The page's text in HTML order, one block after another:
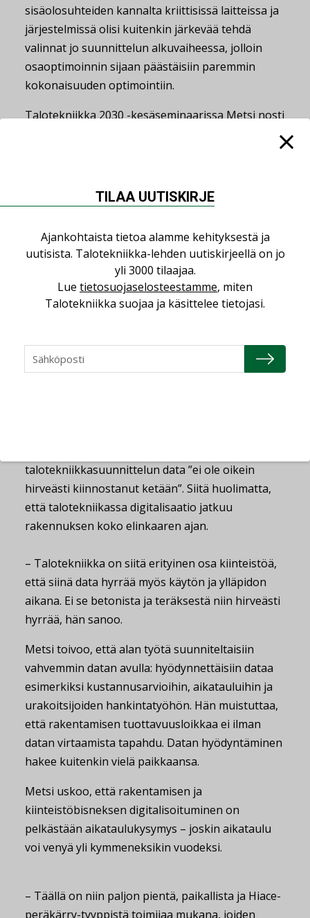
sisäolosuhteiden kannalta kriittisissä laitteissa ja
järjestelmissä olisi kuitenkin järkevää tehdä
valinnat jo suunnittelun alkuvaiheessa, jolloin
osaoptimoinnin sijaan päästäisiin paremmin
kokonaisuuden optimointiin.
Talotekniikka 2030 -kesäseminaarissa Metsi nosti
siinä bisnesmahdollisuutta.
Ketjut ja toimintamallit ovat vakiintuneita ja
toimijat pysyneet pitkälti samoina.
Metsi pohtii, kasvaisiko esivalmistustoiminnan
ammattimaisuus ja volyymi siirtämällä tuotanto
esivalmistus on kuitenkin erilaista kuin
rakentaminen.
talotekniikkasuunnittelun data ”ei ole oikein
hirveästi kiinnostanut ketään”. Siitä huolimatta,
että talotekniikassa digitalisaatio jatkuu
rakennuksen koko elinkaaren ajan.
– Talotekniikka on siitä erityinen osa kiinteistöä,
että siinä data hyrrää myös käytön ja ylläpidon
aikana. Ei se betonista ja teräksestä niin hirveästi
hyrrää, hän sanoo.
Metsi toivoo, että alan työtä suunniteltaisiin
vahvemmin datan avulla: hyödynnettäisiin dataa
esimerkiksi kustannusarvioihin, aikatauluihin ja
urakoitsijoiden hankintatyöhön. Hän muistuttaa,
että rakentamisen tuottavuusloikkaa ei ilman
datan virtaamista tapahdu. Datan hyödyntäminen
hakee kuitenkin vielä paikkaansa.
Metsi uskoo, että rakentamisen ja
kiinteistöbisneksen digitalisoituminen on
pelkästään aikataulukysymys – joskin aikataulu
voi venyä yli kymmeneksikin vuodeksi.
– Täällä on niin paljon pientä, paikallista ja Hiace-
peräkärry-tyyppistä toimijaa mukana, joiden
TILAA UUTISKIRJE
Ajankohtaista tietoa alamme kehityksestä ja
uutisista. Talotekniikka-lehden uutiskirjeellä on jo
yli 3000 tilaajaa.
Lue tietosuojaselosteestamme, miten
Talotekniikka suojaa ja käsittelee tietojasi.